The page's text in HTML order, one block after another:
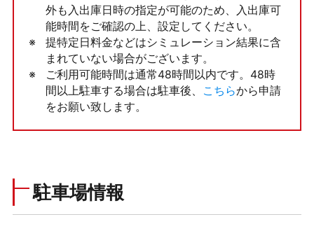
外も入出庫日時の指定が可能のため、入出庫可
能時間をご確認の上、設定してください。
提特定日料金などはシミュレーション結果に含
まれていない場合がございます。
ご利用可能時間は通常48時間以内です。48時
間以上駐車する場合は駐車後、
こちらから申請
をお願い致します。
駐車場情報